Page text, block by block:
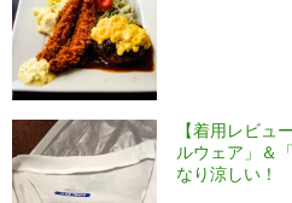
【着用レビュ
ルウェア」＆
なり涼しい！